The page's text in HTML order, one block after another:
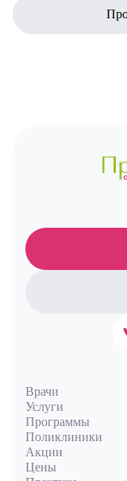
Врачи
Услуги
Программы
Поликлиники
Акции
Цены